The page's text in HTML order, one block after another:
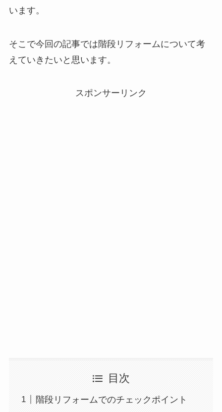
います。
そこで今回の記事では階段リフォームについて考
えていきたいと思います。
スポンサーリンク
目次
階段リフォームでのチェックポイント